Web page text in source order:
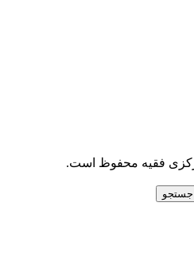
فقیه محفوظ است.
جستجو